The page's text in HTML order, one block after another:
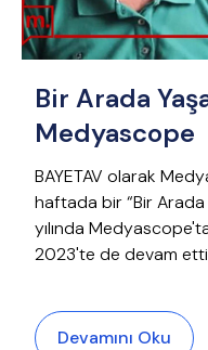
Bir Arada
Medyascope
BAYETAV olarak
haftada bir “Bir Arada
yılında
2023'te de devam
Devamını Oku